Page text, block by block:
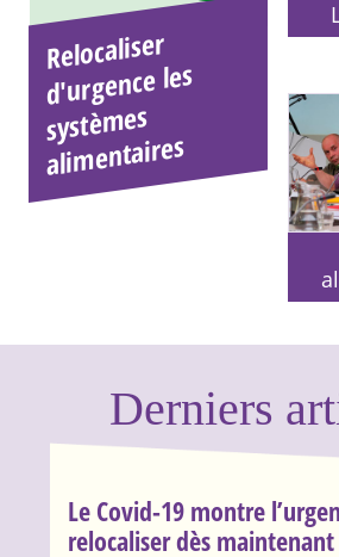
Relocaliser
d'urgence les
systè
mes
ali
mentaires
Derniers
Le Covid-19 montre
relocaliser dès maintenant